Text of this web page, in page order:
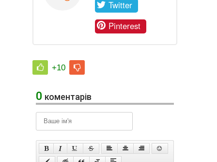
Twitter
Pinterest
+10
0 коментарів